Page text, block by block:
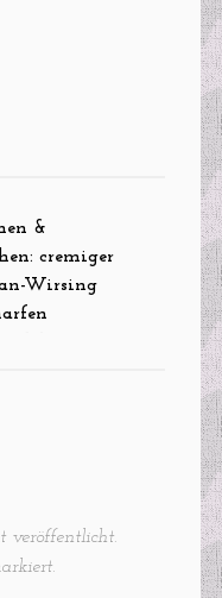
&
cremiger
Wirsing
veröffentlicht.